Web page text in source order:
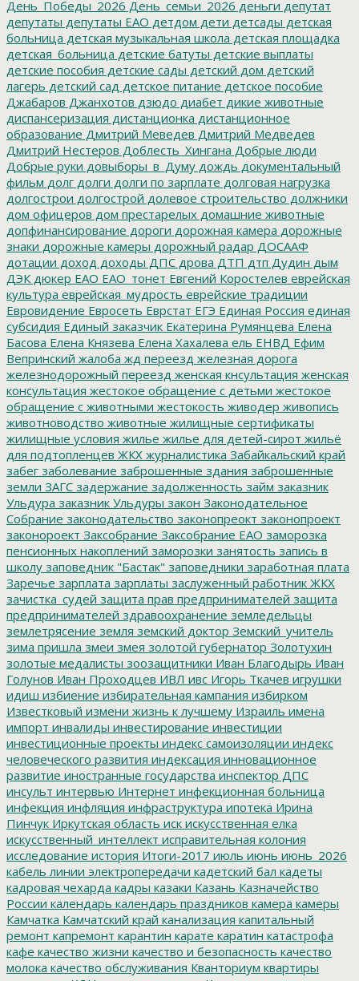
День_Победы_2026 День_семьи_2026 деньги депутат
депутаты депутаты ЕАО детдом дети детсады детская
больница детская музыкальная школа детская площадка
детская_больница детские батуты детские выплаты
детские пособия детские сады детский дом детский
лагерь детский сад детское питание детское пособие
Джабаров Джанхотов дзюдо диабет дикие животные
диспансеризация дистанционка дистанционное
образование Дмитрий Меведев Дмитрий Медведев
Дмитрий Нестеров Доблесть_Хингана Добрые люди
Добрые руки довыборы_в_Думу дождь документальный
фильм долг долги долги по зарплате долговая нагрузка
долгострои долгострой долевое строительство должники
дом офицеров дом престарелых домашние животные
допфинансирование дороги дорожная камера дорожные
знаки дорожные камеры дорожный радар ДОСААФ
дотации доход доходы ДПС дрова ДТП дтп Дудин дым
ДЭК дюкер ЕАО ЕАО_тонет Евгений Коростелев еврейская
культура еврейская_мудрость еврейские традиции
Евровидение Евросеть Еврстат ЕГЭ Единая Россия единая
субсидия Единый заказчик Екатерина Румянцева Елена
Басова Елена Князева Елена Хахалева ель ЕНВД Ефим
Вепринский жалоба жд переезд железная дорога
железнодорожный переезд женская кнсультация женская
консультация жестокое обращение с детьми жестокое
обращение с животными жестокость живодер живопись
животноводство животные жилищные сертификаты
жилищные условия жилье жилье для детей-сирот жильё
для подтопленцев ЖКХ журналистика Забайкальский край
забег заболевание заброшенные здания заброшенные
земли ЗАГС задержание задолженность займ заказник
Ульдура заказник Ульдуры закон Законодательное
Собрание законодательство законопреокт законопроект
законороект Заксобрание Заксобрание ЕАО заморозка
пенсионных накоплений заморозки занятость запись в
школу заповедник "Бастак" заповедники заработная плата
Заречье зарплата зарплаты заслуженный работник ЖКХ
зачистка_судей защита прав предпринимателей защита
предпринимателей здравоохранение земледельцы
землетрясение земля земский доктор Земский_учитель
зима пришла змеи змея золотой губернатор Золотухин
золотые медалисты зоозащитники Иван Благодырь Иван
Голунов Иван Проходцев ИВЛ ивс Игорь Ткачев игрушки
идиш избиение избирательная кампания избирком
Известковый измени жизнь к лучшему Израиль имена
импорт инвалиды инвестирование инвестиции
инвестиционные проекты индекс самоизоляции индекс
человеческого развития индексация инновационное
развитие иностранные государства инспектор ДПС
инсульт интервью Интернет инфекционная больница
инфекция инфляция инфраструктура ипотека Ирина
Пинчук Иркутская область иск искусственная елка
искусственный_интеллект исправительная колония
исследование история Итоги-2017 июль июнь июнь_2026
кабель линии электропередачи кадетский бал кадеты
кадровая чехарда кадры казаки Казань Казначейство
России календарь календарь праздников камера камеры
Камчатка Камчатский край канализация капитальный
ремонт капремонт карантин карате каратин катастрофа
кафе качество жизни качество и безопасность качество
молока качество обслуживания Кванториум квартиры